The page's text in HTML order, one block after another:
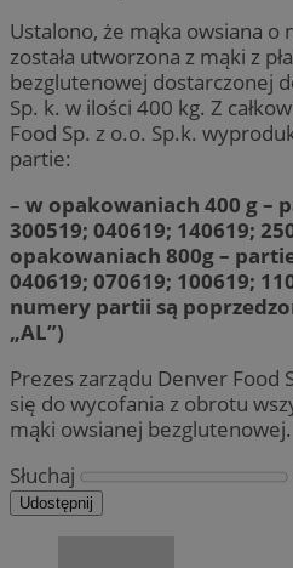
Ustalono, że mąka owsiana
została utworzona z mąki z
bezglutenowej dostarczonej
Sp. k. w ilości 400 kg. Z
Food Sp. z o.o. Sp.k.
partie:
– w opakowaniach 400 g –
300519; 040619; 140619;
opakowaniach 800g –
040619; 070619; 100619;
numery partii są
„AL”)
Prezes zarządu Denver Food
się do wycofania z obrotu
mąki owsianej bezglutenowej.
Słuchaj
Udostępnij